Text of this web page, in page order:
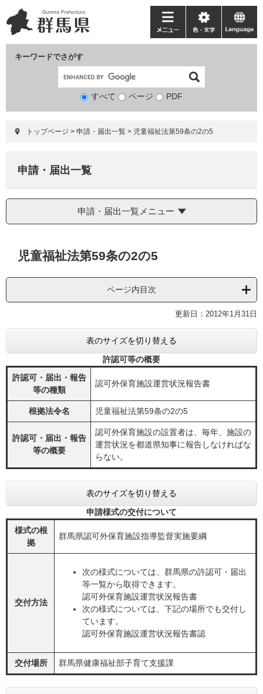
ー
ジ
ニ
ュ
て
キーワードでさがす
検
象
すべて ページ PDF
メ
ニ
ー
色・
文
language
トップページ > 申請・届出一覧 > 児童福祉法第59条の2の5
申請・届出一覧
申請・届出一覧メニュー
児童福祉法第59条の2の5
ページ内目次
更新日：2012年1月31日
表のサイズを切り替える
許認可等の概要
許認可・届出・報告
等の種類
認可外保育施設運営状況報告書
根拠法令名 児童福祉法第59条の2の5
許認可・届出・報告
等の概要
認可外保育施設の設置者は、毎年、施設の
運営状況を都道県知事に報告しなければな
らない。
表のサイズを切り替える
申請様式の交付について
様式の根
拠
群馬県認可外保育施設指導監督実施要綱
交付方法
次の様式については、群馬県の許認可・届出
等一覧から取得できます。
認可外保育施設運営状況報告書
次の様式については、下記の場所でも交付し
ています。
認可外保育施設運営状況報告書認
交付場所 群馬県健康福祉部子育て支援課